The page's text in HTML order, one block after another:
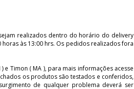
realizados dentro do horário do delivery
horas às 13:00 hrs. Os pedidos realizados fora
Timon ( MA ), para mais informações acesse
os produtos são testados e conferidos,
de qualquer problema deverá ser